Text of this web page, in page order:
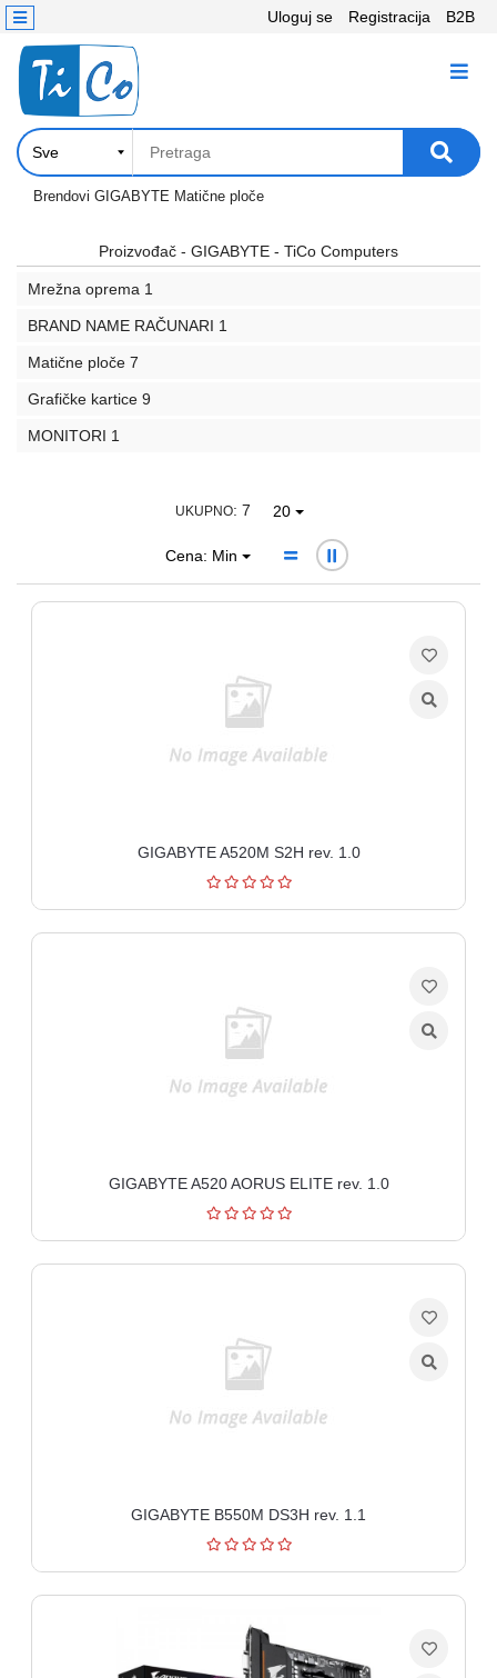
Uloguj se Registracija B2B
KATEGORIJE
Računari,
Komponente
Laptop
Televizori
PC
tehnika
Kontakt
Brendovi GIGABYTE Matične ploče
Proizvođač - GIGABYTE - TiCo Computers
Mrežna oprema 1
BRAND NAME RAČUNARI 1
Matične ploče 7
Grafičke kartice 9
MONITORI 1
UKUPNO: 7 20
Cena: Min
GIGABYTE A520M S2H rev. 1.0
GIGABYTE A520 AORUS ELITE rev. 1.0
GIGABYTE B550M DS3H rev. 1.1